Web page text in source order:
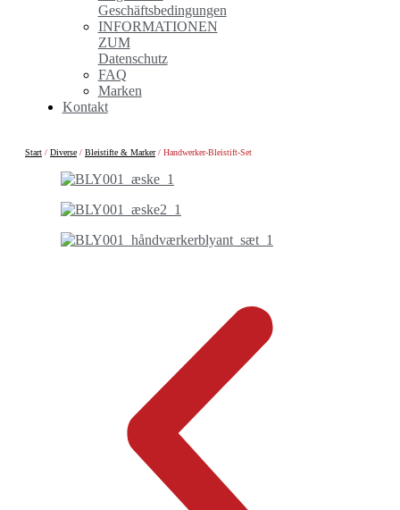
Geschäftsbedingungen
INFORMATIONEN
ZUM
Datenschutz
FAQ
Marken
Kontakt
Start / Diverse / Bleistifte & Marker/ Handwerker-Bleistift-Set